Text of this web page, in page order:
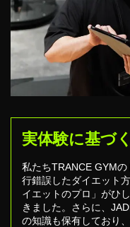
実体験に基づ
私たちTRANCE GYM
行錯誤したダイエット
イエットのプロ」がひ
きました。さらに、
の知識も保有しており